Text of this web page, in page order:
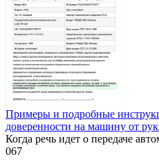
Примеры и подробные
доверенности на машину от
Когда речь идет о передаче
067